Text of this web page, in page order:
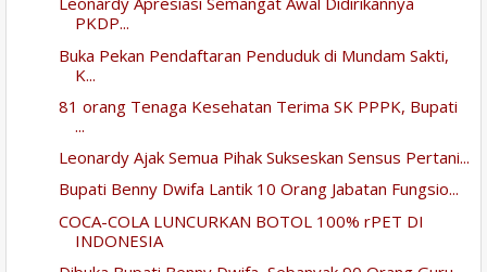
PKDP...
Buka Pekan Pendaftaran Penduduk di Mundam Sakti,
K...
81 orang Tenaga Kesehatan Terima SK PPPK, Bupati
...
Leonardy Ajak Semua Pihak Sukseskan Sensus Pertani...
Bupati Benny Dwifa Lantik 10 Orang Jabatan Fungsio...
COCA-COLA LUNCURKAN BOTOL 100% rPET DI
INDONESIA